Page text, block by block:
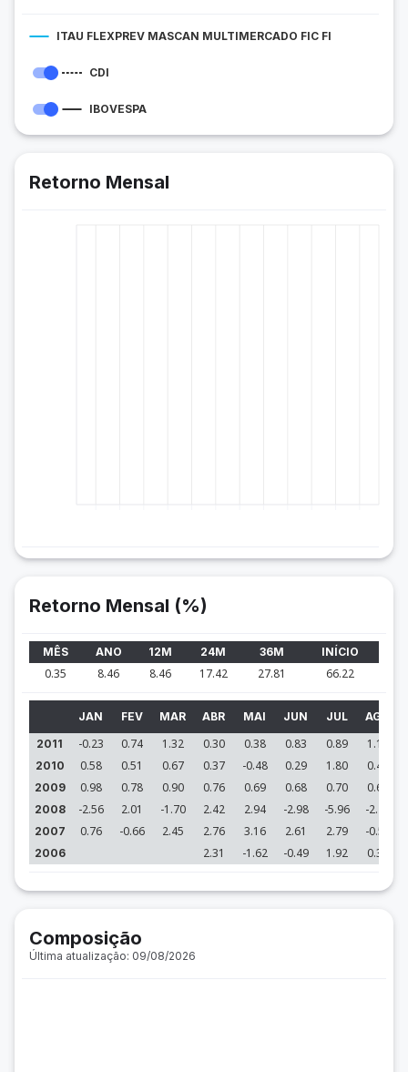
ITAU FLEXPREV MASCAN MULTIMERCADO FIC FI
CDI
IBOVESPA
Retorno Mensal
Retorno Mensal (%)
MÊS ANO 12M 24M 36M INÍCIO
0.35 8.46 8.46 17.42 27.81 66.22
JAN FEV MAR ABR MAI JUN JUL AGO
2011
-0.23 0.74 1.32 0.30 0.38 0.83 0.89 1.12
2010 0.58 0.51 0.67 0.37 -0.48 0.29 1.80 0.46
2009 0.98 0.78 0.90 0.76 0.69 0.68 0.70 0.61
2008 -2.56 2.01 -1.70 2.42 2.94 -2.98 -5.96 -2.24
2007 0.76 -0.66 2.45 2.76 3.16 2.61 2.79 -0.53
2006 2.31 -1.62 -0.49 1.92 0.32
Composição
Última atualização: 09/08/2026